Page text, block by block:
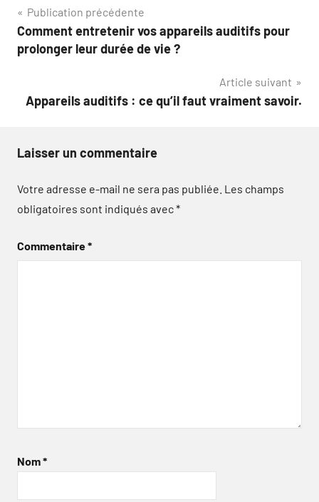
Navigation
de
Publication précédente
Comment entretenir vos appareils auditifs pour
prolonger leur durée de vie ?
Article suivant
Appareils auditifs : ce qu’il faut vraiment savoir.
Laisser un commentaire
Votre adresse e-mail ne sera pas publiée. Les champs
obligatoires sont indiqués avec*
Commentaire*
Nom*